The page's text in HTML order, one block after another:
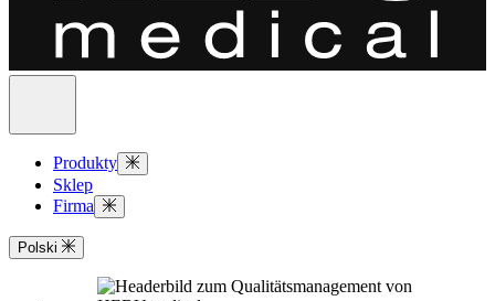
Produkty
Sklep
Firma
Polski